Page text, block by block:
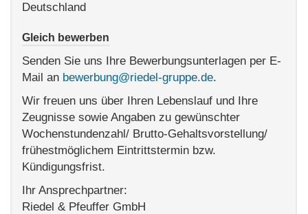
Deutschland
Gleich bewerben
Senden Sie uns Ihre Bewerbungsunterlagen per E-
Mail an bewerbung@riedel-gruppe.de.
Wir freuen uns über Ihren Lebenslauf und Ihre
Zeugnisse sowie Angaben zu gewünschter
Wochenstundenzahl/ Brutto-Gehaltsvorstellung/
frühestmöglichem Eintrittstermin bzw.
Kündigungsfrist.
Ihr Ansprechpartner:
Riedel & Pfeuffer GmbH